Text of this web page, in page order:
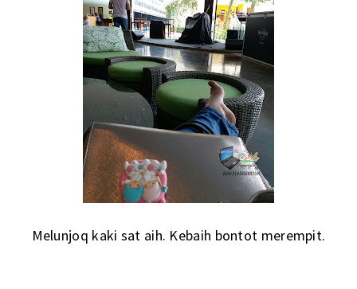
Melunjoq kaki sat aih. Kebaih bontot merempit.